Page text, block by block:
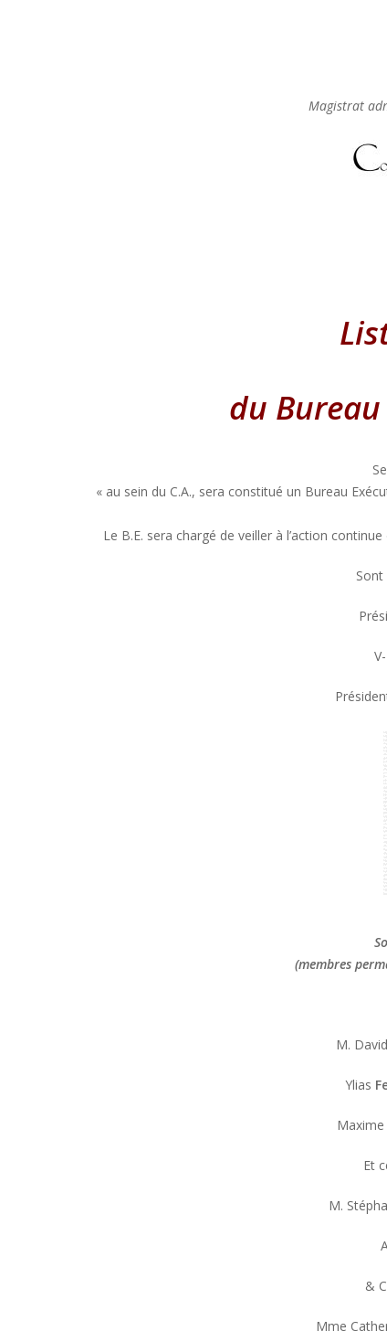
Magistrat
du Bureau
« au sein du C.A., sera constitué un Bureau
Le B.E. sera chargé de veiller à l’action
(membres
M. David
Ylias
Maxime
Et
M.
&
Mme